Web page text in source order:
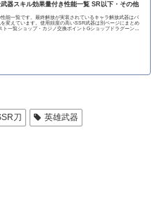
武器スキル効果量付き性能一覧 SR以下・その他
能一覧です。最終解放が実装されているキャラ解放武器はバ
変えています。使用頻度の高いSSR武器は別ページにまとめ
ト一覧ショップ・カジノ交換ポイントGショップドラグーンラ
刀 英雄武器